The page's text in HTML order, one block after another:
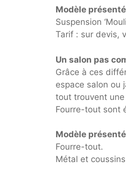
Modèle présenté
Suspension
Tarif : sur devis,
Un salon pas
Grâce à ces
espace salon ou
tout trouvent
Fourre-tout sont
Modèle présenté
Fourre-tout.
Métal et